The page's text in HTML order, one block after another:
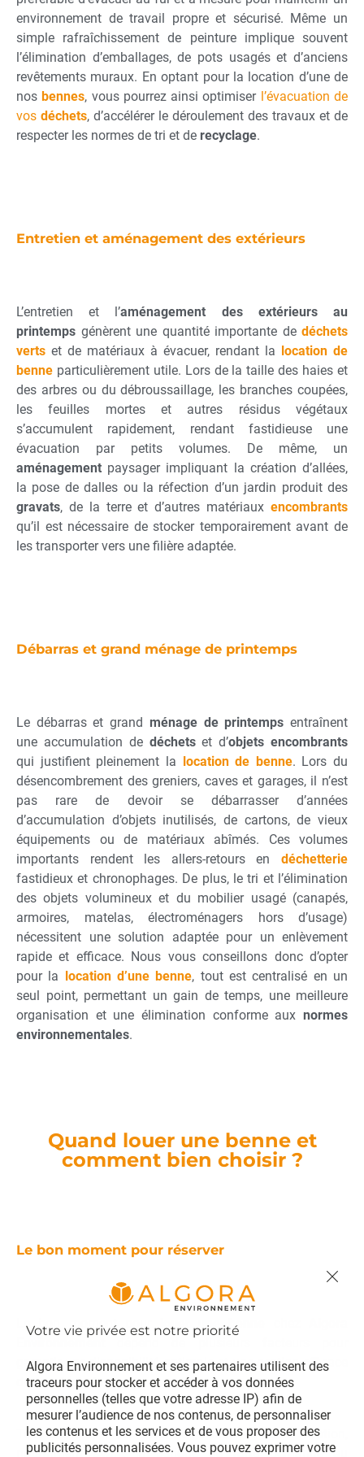
Algora Environnement et ses partenaires utilisent des
traceurs pour stocker et accéder à vos données
personnelles (telles que votre adresse IP) afin de
mesurer l’audience de nos contenus, de personnaliser
les contenus et les services et de vous proposer des
publicités personnalisées. Vous pouvez exprimer votre
environnement de travail propre et sécurisé. Même un
simple rafraîchissement de peinture implique souvent
l’élimination d’emballages, de pots usagés et d’anciens
revêtements muraux. En optant pour la location d’une de
nosbennes, vous pourrez ainsi optimiser l’évacuation de
vos déchets, d’accélérer le déroulement des travaux et de
respecter les normes de tri et de recyclage.
Entretien et aménagement des extérieurs
L’entretien et l’aménagement
des extérieurs au
printemps génèrent une quantité importante de déchets
verts et de matériaux à évacuer, rendant la location de
benne particulièrement utile. Lors de la taille des haies et
des arbres ou du débroussaillage, les branches coupées,
les feuilles mortes et autres résidus végétaux
s’accumulent rapidement, rendant fastidieuse une
évacuation par petits volumes. De même, un
aménagement paysager impliquant la création d’allées,
la pose de dalles ou la réfection d’un jardin produit des
gravats, de la terre et d’autres matériaux encombrants
qu’il est nécessaire de stocker temporairement avant de
les transporter vers une filière adaptée.
Débarras et grand ménage de printemps
Le débarras et grand ménage de printemps entraînent
une accumulation de déchetset d’objets encombrants
qui justifient pleinement la location de benne. Lors du
désencombrement des greniers, caves et garages, il n’est
pas rare de devoir se débarrasser d’années
d’accumulation d’objets inutilisés, de cartons, de vieux
équipements ou de matériaux abîmés. Ces volumes
importants rendent les allers-retours en déchetterie
fastidieux et chronophages. De plus, le tri et l’élimination
des objets volumineux et du mobilier usagé (canapés,
armoires, matelas, électroménagers hors d’usage)
nécessitent une solution adaptée pour un enlèvement
rapide et efficace. Nous vous conseillons donc d’opter
pour la location d’une benne, tout est centralisé en un
seul point, permettant un gain de temps, une meilleure
organisation et une élimination conforme aux normes
environnementales.
Quand louer une benne et
comment bien choisir ?
Le bon moment pour réserver
Le bon moment pour louer une benne
Environnement
dépend de plusieurs facteurs pour
garantir une disponibilité optimale et une gestion efficace
de vosdéchets.
Tout d’abord, il est essentiel d’anticiper votrelocation
notamment avant la période de forte demande au